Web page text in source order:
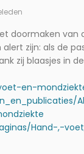
doormaken
zijn: als de
zij blaasjes in
en-
Hand-,-